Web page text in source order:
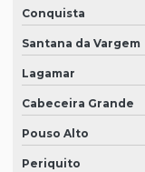
Conquista
Santana da Vargem
Lagamar
Cabeceira Grande
Pouso Alto
Periquito